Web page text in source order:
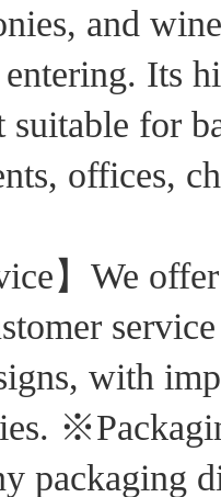
and
Its
suitable for
offices,
】We
with
packaging